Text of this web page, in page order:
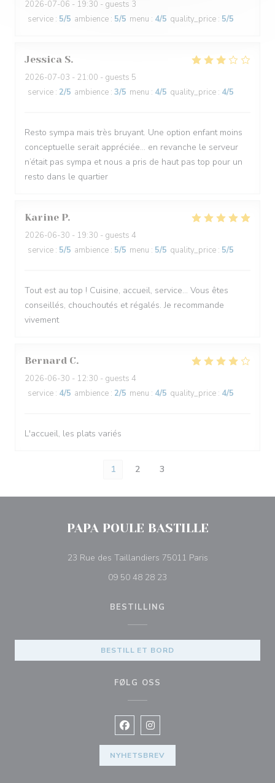
2026-07-06 - 19:30 - guests 3
service : 5/5 ambience : 5/5 menu : 4/5 quality_price : 5/5
Jessica S
2026-07-03 - 21:00 - guests 5
service : 2/5 ambience : 3/5 menu : 4/5 quality_price : 4/5
Resto sympa mais très bruyant. Une option enfant moins
conceptuelle serait appréciée… en revanche le serveur
n’était pas sympa et nous a pris de haut pas top pour un
resto dans le quartier
Karine P
2026-06-30 - 19:30 - guests 4
service : 5/5 ambience : 5/5 menu : 5/5 quality_price : 5/5
Tout est au top ! Cuisine, accueil, service… Vous êtes
conseillés, chouchoutés et régalés. Je recommande
vivement
Bernard C
2026-06-30 - 12:30 - guests 4
service : 4/5 ambience : 2/5 menu : 4/5 quality_price : 4/5
L'accueil, les plats variés
1 2 3
PAPA POULE BASTILLE
23 Rue des Taillandiers 75011 Paris((åpner i et nytt
09 50 48 28 23
BESTILLING
BESTILL ET BORD
FØLG OSS
Facebook ((åpner i et nytt vindu))
Instagram ((åpner i et nytt
NYHETSBREV